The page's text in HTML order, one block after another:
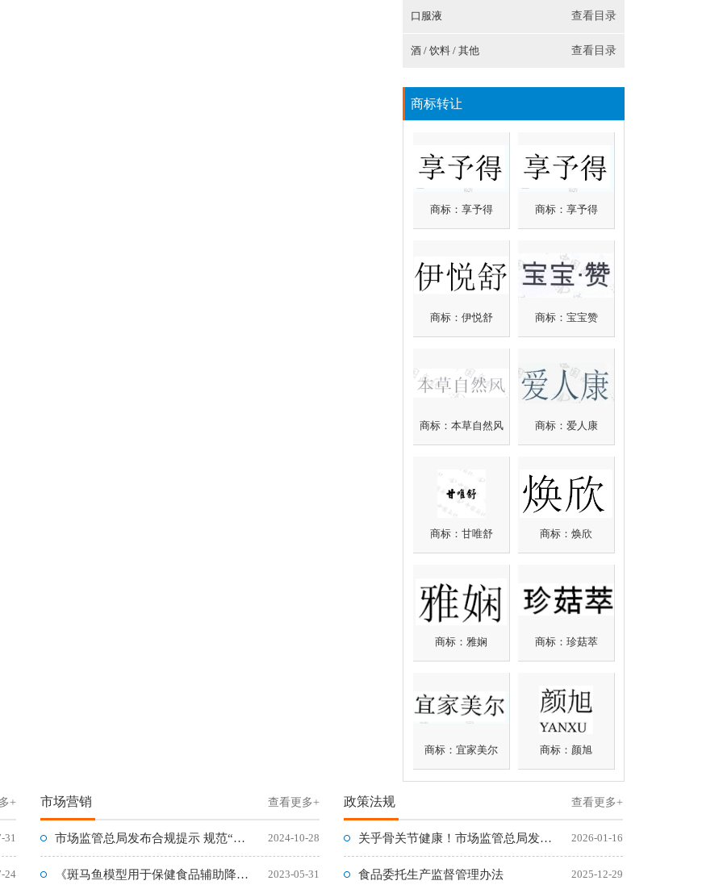
口服液 查看目录
酒 / 饮料 / 其他 查看目录
商标转让
商标：享予得 商标：享予得
商标：伊悦舒 商标：宝宝赞
商标：本草自然风 商标：爱人康
商标：甘唯舒 商标：焕欣
商标：雅娴 商标：珍菇萃
商标：宜家美尔 商标：颜旭
+
31
24
市场营销 查看更多+
市场监管总局发布合规提示 规范“双11”网络集中促销经营活动 2024-10-28
《斑马鱼模型用于保健食品辅助降血脂功能的筛查方法》标准问答 2023-05-31
政策法规 查看更多+
关乎骨关节健康！市场监管总局发布首个保健食品新功能 2026-01-16
食品委托生产监督管理办法 2025-12-29